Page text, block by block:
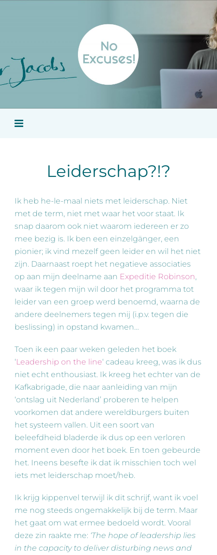
Leiderschap?!?
Ik heb he-le-maal niets met leiderschap. Niet
met de term, niet met waar het voor staat. Ik
snap daarom ook niet waarom iedereen er zo
mee bezig is. Ik ben een einzelgänger, een
pionier; ik vind mezelf geen leider en wil het niet
zijn. Daarnaast roept het negatieve associaties
op aan mijn deelname aan Expeditie Robinson,
waar ik tegen mijn wil door het programma tot
leider van een groep werd benoemd, waarna de
andere deelnemers tegen mij (i.p.v. tegen die
beslissing) in opstand kwamen…
Toen ik een paar weken geleden het boek
‘Leadership on the line‘ cadeau kreeg, was ik dus
niet echt enthousiast. Ik kreeg het echter van de
Kafkabrigade, die naar aanleiding van mijn
‘ontslag uit Nederland’ proberen te helpen
voorkomen dat andere wereldburgers buiten
het systeem vallen. Uit een soort van
beleefdheid bladerde ik dus op een verloren
moment even door het boek. En toen gebeurde
het. Ineens besefte ik dat ik misschien toch wel
iets met leiderschap moet/heb.
Ik krijg kippenvel terwijl ik dit schrijf, want ik voel
me nog steeds ongemakkelijk bij de term. Maar
het gaat om wat ermee bedoeld wordt. Vooral
deze zin raakte me: ‘The hope of leadership lies
in the capacity to deliver disturbing news and